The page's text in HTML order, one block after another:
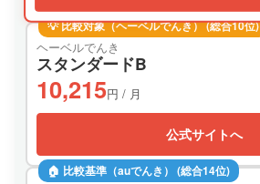
💡 比較対象（ヘーベルでんき） (総合10位)
ヘーベルでんき
スタンダードB
10,215円 / 月
公式サイトへ
🏠 比較基準（auでんき） (総合14位)